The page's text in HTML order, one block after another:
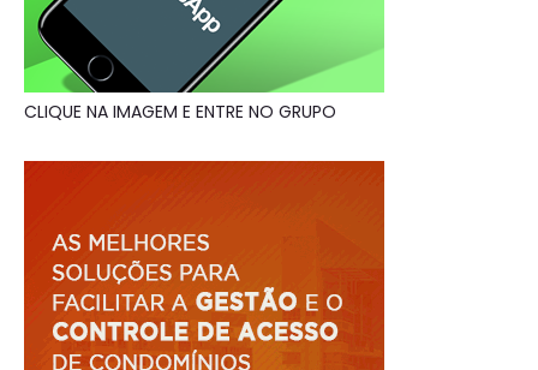
CLIQUE NA IMAGEM E ENTRE NO GRUPO